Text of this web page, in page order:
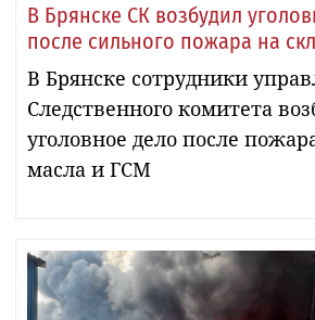
В Брянске СК возбудил
после сильного пожара на
В Брянске сотрудники
Следственного комитета
уголовное дело после
масла и ГСМ